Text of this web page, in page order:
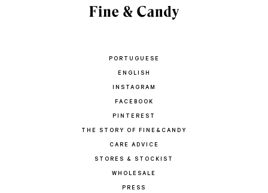
PORTUGUESE
ENGLISH
INSTAGRAM
FACEBOOK
PINTEREST
THE STORY OF FINE&CANDY
CARE ADVICE
STORES & STOCKIST
WHOLESALE
PRESS